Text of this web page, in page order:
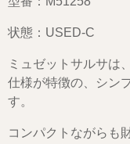
状態：USED-C
ミュゼットサルサは
仕様が特徴の、シン
す。
コンパクトながらも